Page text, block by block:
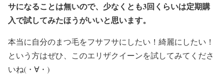
サになることは無いので、少なくとも3回くらいは定期購
入で試してみたほうがいいと思います。
本当に自分のまつ毛をフサフサにしたい！綺麗にしたい！
という方はぜひ、このエリザクイーンを試してみてくださ
いね(・∀・)